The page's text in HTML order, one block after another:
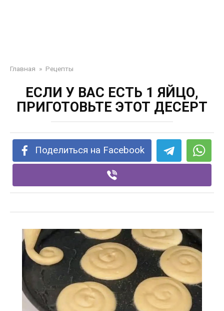
Главная » Рецепты
ЕСЛИ У ВАС ЕСТЬ 1 ЯЙЦО,
ПРИГОТОВЬТЕ ЭТОТ ДЕСЕРТ
Поделиться на Facebook